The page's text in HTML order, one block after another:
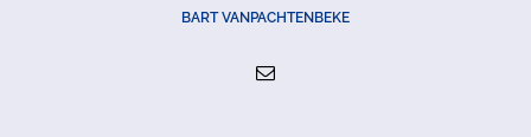
BART VANPACHTENBEKE